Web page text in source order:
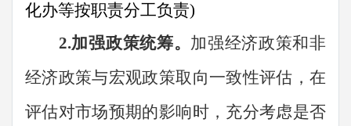
化办等按职责分工负责)
2.加强政策统筹。 加强经济政策和非
经济政策与宏观政策取向一致性评估，在
评估对市场预期的影响时，充分考虑是否